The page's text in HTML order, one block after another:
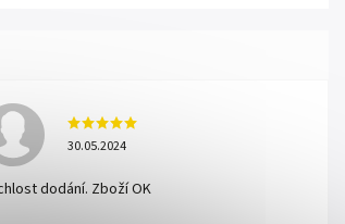
30.05.2024
dodání. Zboží OK